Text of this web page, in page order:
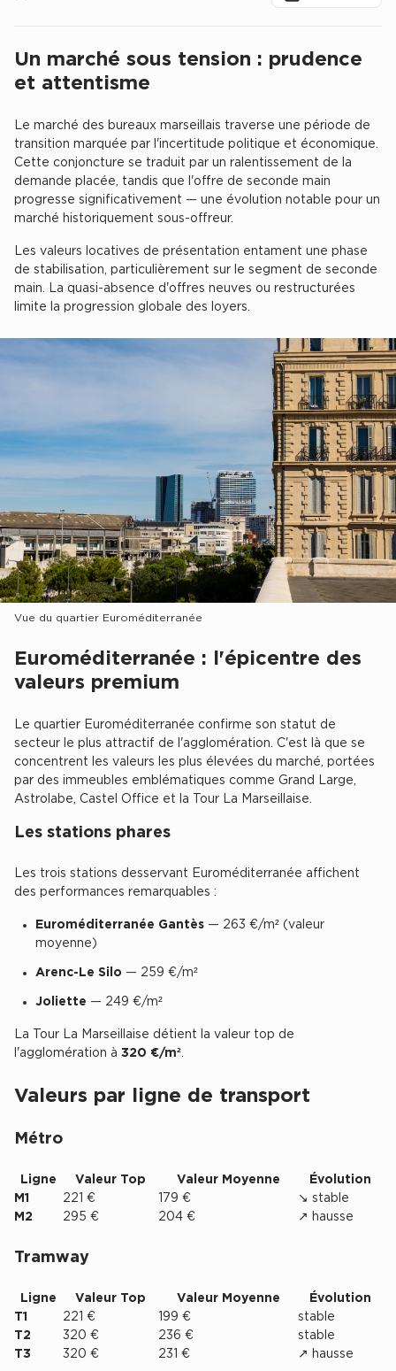
Location d'Entrepôts / Activités à Aix-en-Provence
Location d'Entrepôts / Activités à Saint-Priest
Location d'Entrepôts / Activités à Massy
Location d'Entrepôts / Activités à Besançon
Achat d'Entrepôts / Activités
Achat d'Entrepôts / Activités à Lyon
Achat d'Entrepôts / Activités à Aubagne
Achat d'Entrepôts / Activités à Toulouse
Collections d'Entrepôts / Activités
Entrepôts et Locaux d'activités indépendants
Entrepôts et Locaux d'activités avec quai de
chargement
Entrepôts et Locaux d'activités - Programmes neufs
Location de plateformes Logistique
Location de plateformes Logistique à Aulnay-sous-Bois
Location de plateformes Logistique à Amiens
Location de plateformes Logistique à Marseille
Achat de plateformes Logistique en Bretagne
Achat de plateformes Logistique à Marseille
Achat de plateformes Logistique à Dijon
Collections de Logistique
Logistique urbaine
Entrepôts logistique classe A
Location de Commerces à Paris
Location de Commerces à Bordeaux
Location de Commerces à Toulouse
Location de Commerces à Reims
Chercher
Un marché sous tension : prudence
et attentisme
Le marché des bureaux marseillais traverse une période de
transition marquée par l'incertitude politique et économique.
Cette conjoncture se traduit par un ralentissement de la
demande placée, tandis que l'offre de seconde main
progresse significativement — une évolution notable pour un
marché historiquement sous-offreur.
Les valeurs locatives de présentation entament une phase
de stabilisation, particulièrement sur le segment de seconde
main. La quasi-absence d'offres neuves ou restructurées
limite la progression globale des loyers.
Vue du quartier Euroméditerranée
Euroméditerranée : l'épicentre des
valeurs premium
Le quartier Euroméditerranée confirme son statut de
secteur le plus attractif de l'agglomération. C'est là que se
concentrent les valeurs les plus élevées du marché, portées
par des immeubles emblématiques comme Grand Large,
Astrolabe, Castel Office et la Tour La Marseillaise.
Les stations phares
Les trois stations desservant Euroméditerranée affichent
des performances remarquables :
Euroméditerranée Gantès — 263 €/m² (valeur
moyenne)
Arenc-Le Silo — 259 €/m²
Joliette — 249 €/m²
La Tour La Marseillaise détient la valeur top de
l'agglomération à 320 €/m².
Valeurs par ligne de transport
Métro
Ligne Valeur Top Valeur Moyenne
Évolution
M1
221 € 179 €
↘ stable
M2
295 € 204 € ↗ hausse
Tramway
Ligne Valeur Top Valeur Moyenne
Évolution
T1
221 € 199 €
stable
T2
320 € 236 €
stable
T3
320 € 231 € ↗ hausse